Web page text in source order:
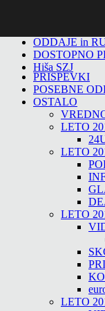
ODDAJE in
DOSTOPNO
Hiša SZJ
PRISPEVKI
POSEBNE
OSTALO
LETO
LETO
LETO
LETO